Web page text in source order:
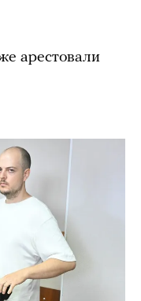
арестовали